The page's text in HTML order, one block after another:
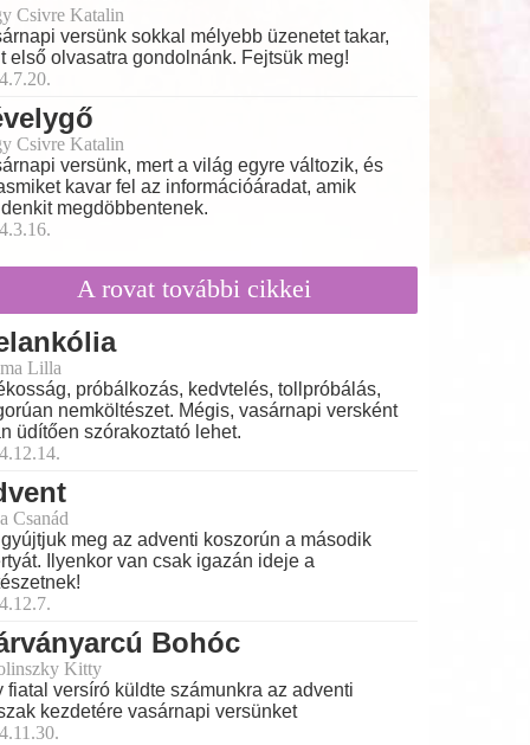
Csivre Katalin
versünk sokkal mélyebb üzenetet takar,
első olvasatra gondolnánk. Fejtsük meg!
Csivre Katalin
versünk, mert a világ egyre változik, és
kavar fel az információáradat, amik
megdöbbentenek.
A rovat további cikkei
Lilla
próbálkozás, kedvtelés, tollpróbálás,
nemköltészet. Mégis, vasárnapi versként
üdítően szórakoztató lehet.
Csanád
meg az adventi koszorún a második
Ilyenkor van csak igazán ideje a
Bohóc
Kitty
fiatal versíró küldte számunkra az adventi
kezdetére vasárnapi versünket